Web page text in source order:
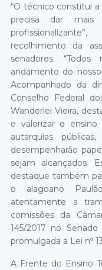
“O técnico constitui a
precisa dar
recolhimento da
senadores.
andamento do
Acompanhado da
Conselho Federal
Wanderlei Vieira,
e valorizar o
autarquias
desempenharão
sejam alcançados.
destaque também
o alagoano
atentamente a
comissões da
145/2017 no
promulgada a Lei nº
A Frente do Ensino